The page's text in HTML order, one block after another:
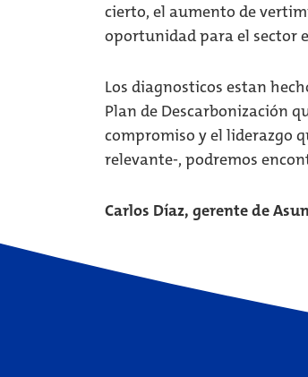
cierto, el aumento de
oportunidad para el sector
Los diagnosticos estan
Plan de Descarbonización
compromiso y el liderazgo
relevante-, podremos
Carlos Díaz, gerente de